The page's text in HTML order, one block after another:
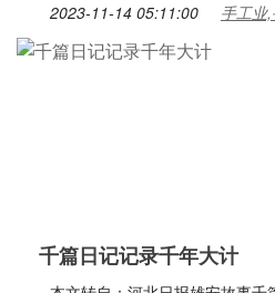
2023-11-14 05:11:00 手工业
千篇日记记录千年大计